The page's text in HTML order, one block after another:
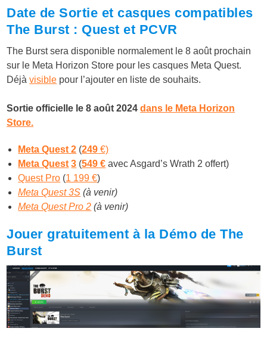
Date de Sortie et casques compatibles
The Burst : Quest et PCVR
The Burst sera disponible normalement le 8 août prochain
sur le Meta Horizon Store pour les casques Meta Quest.
Déjàvisible pour l’ajouter en liste de souhaits.
Sortie officielle le 8 août 2024dans le Meta Horizon
Store.
Meta Quest 2 (249 €)
Meta Quest 3 (549 € avec Asgard’s Wrath 2 offert)
Quest Pro (1 199 €)
Meta Quest 3S (à venir)
Meta Quest Pro 2 (à venir)
Jouer gratuitement à la Démo de The
Burst